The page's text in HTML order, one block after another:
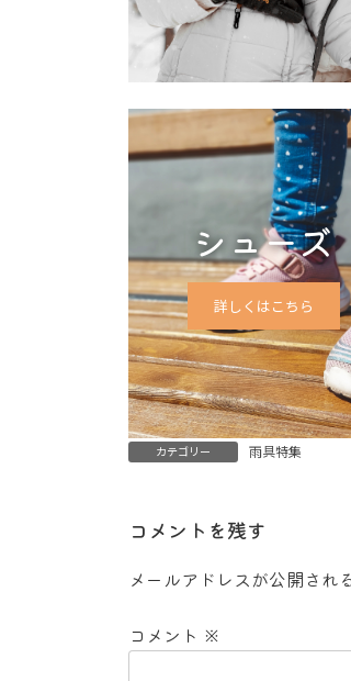
シューズ
詳しくはこちら
カテゴリー 雨具特集
コメントを残す
メールアドレスが公開され
コメント ※